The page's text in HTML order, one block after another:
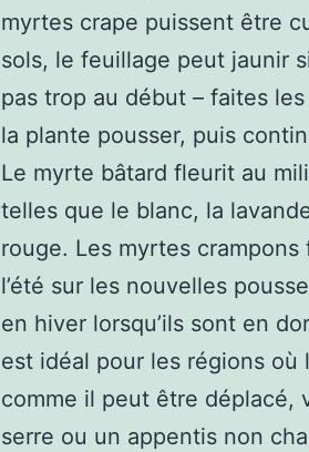
myrtes crape puissent être
sols, le feuillage peut jaunir
pas trop au début – faites
la plante pousser, puis
Le myrte bâtard fleurit au
telles que le blanc, la
rouge. Les myrtes
l’été sur les nouvelles
en hiver lorsqu’ils sont en
est idéal pour les régions
comme il peut être déplacé,
serre ou un appentis non